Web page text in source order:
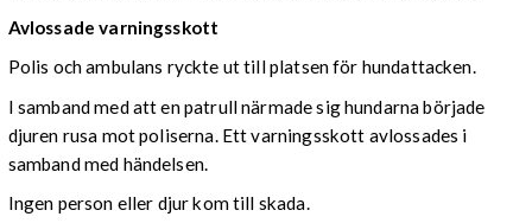
Avlossade varningsskott
Polis och ambulans ryckte ut till platsen för hundattacken.
I samband med att en patrull närmade sig hundarna började
djuren rusa mot poliserna. Ett varningsskott avlossades i
samband med händelsen.
Ingen person eller djur kom till skada.